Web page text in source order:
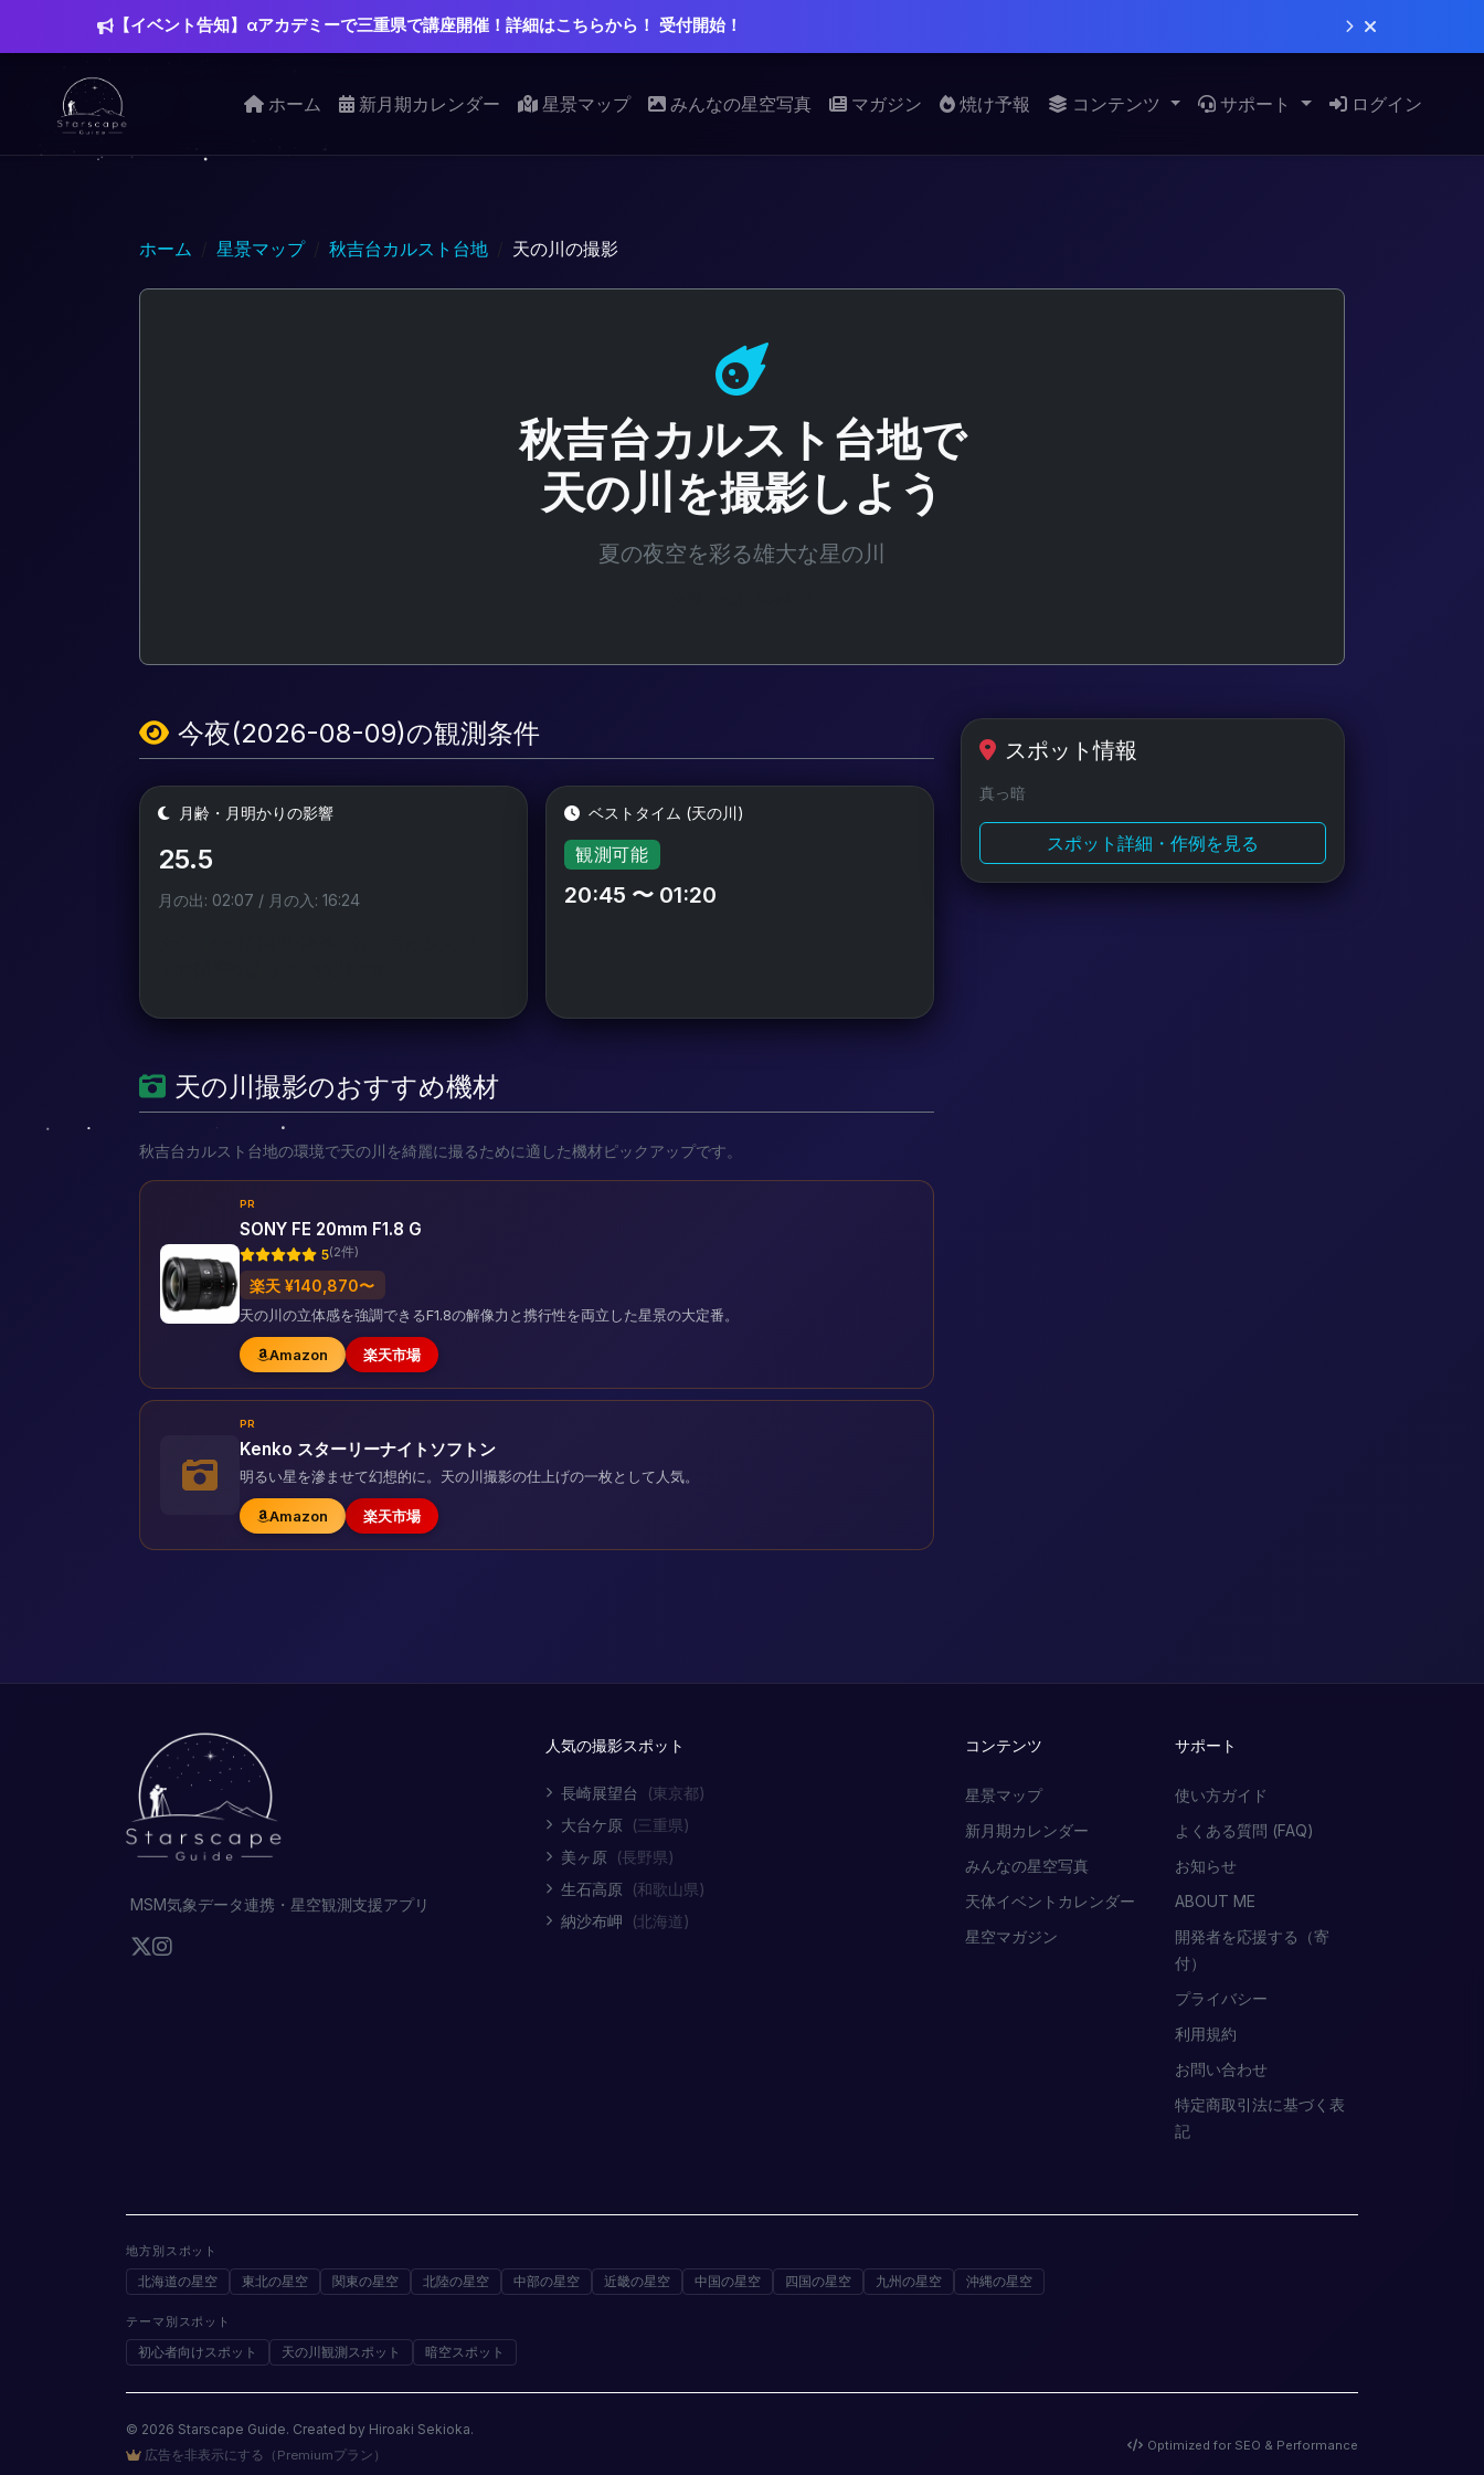
【イベント告知】αアカデミーで三重県で講座開催！詳細はこちらから！ 受付開始！
ホーム 新月期カレンダー 星景マップ みんなの星空写真 マガジン 焼け予報 コンテンツ サポート ログイン
ホーム 星景マップ 秋吉台カルスト台地 天の川の撮影
秋吉台カルスト台地で
天の川を撮影しよう
夏の夜空を彩る雄大な星の川
今夜(2026-08-09)の観測条件
月齢・月明かりの影響
25.5
月の出: 02:07 / 月の入: 16:24
ベストタイム (天の川)
観測可能
20:45 〜 01:20
天の川撮影のおすすめ機材
秋吉台カルスト台地の環境で天の川を綺麗に撮るために適した機材ピックアップです。
PR
SONY FE 20mm F1.8 G
5(2件)
楽天 ¥140,870〜
天の川の立体感を強調できるF1.8の解像力と携行性を両立した星景の大定番。
Amazon 楽天市場
PR
Kenko スターリーナイトソフトン
明るい星を滲ませて幻想的に。天の川撮影の仕上げの一枚として人気。
Amazon 楽天市場
スポット情報
真っ暗
スポット詳細・作例を見る
MSM気象データ連携・星空観測支援アプリ
人気の撮影スポット
長崎展望台
(東京都)
大台ケ原 (三重県)
美ヶ原 (長野県)
生石高原 (和歌山県)
納沙布岬
(北海道)
コンテンツ
星景マップ
新月期カレンダー
みんなの星空写真
天体イベントカレンダー
星空マガジン
サポート
使い方ガイド
よくある質問 (FAQ)
お知らせ
ABOUT ME
開発者を応援する（寄
付）
プライバシー
利用規約
お問い合わせ
特定商取引法に基づく表
記
地方別スポット
北海道の星空 東北の星空 関東の星空 北陸の星空 中部の星空 近畿の星空 中国の星空 四国の星空 九州の星空 沖縄の星空
テーマ別スポット
初心者向けスポット 天の川観測スポット 暗空スポット
© 2026 Starscape Guide. Created by Hiroaki Sekioka.
広告を非表示にする（Premiumプラン）
Optimized for SEO & Performance